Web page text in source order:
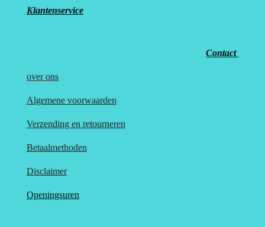
Klantenservice
Contact
over ons
Algemene voorwaarden
Verzending en retourneren
Betaalmethoden
Disclaimer
Openingsuren